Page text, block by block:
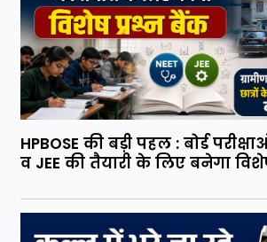
HPBOSE की बड़ी पहल : बोर्ड
व JEE की तैयारी के लिए बनेगा